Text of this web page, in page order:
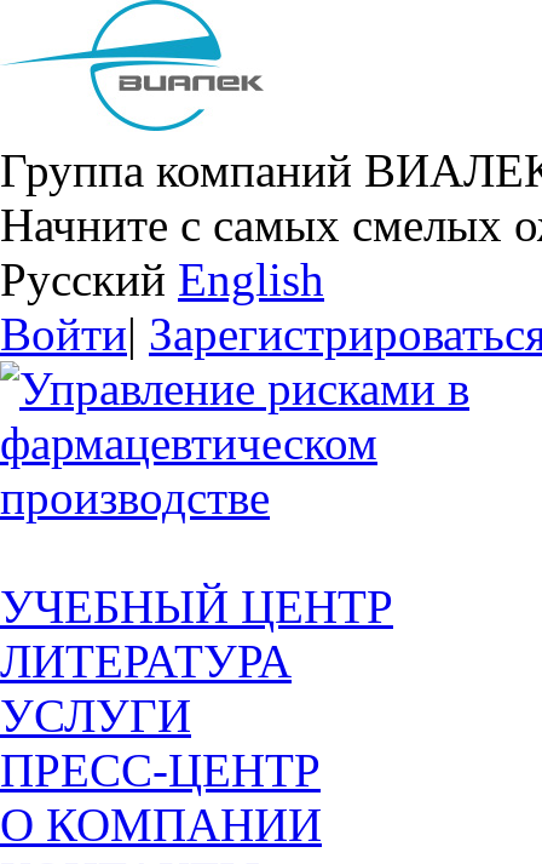
Группа компаний
Начните с самых смелых
Русский English
Войти|
УЧЕБНЫЙ ЦЕНТР
ЛИТЕРАТУРА
УСЛУГИ
ПРЕСС-ЦЕНТР
О КОМПАНИИ